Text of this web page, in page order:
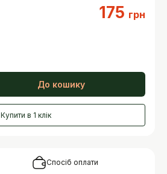
175 грн
До кошику
Купити в 1 клік
Спосіб оплати